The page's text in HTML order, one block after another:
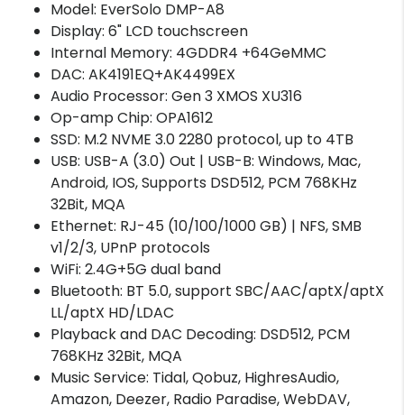
Model: EverSolo DMP-A8
Display: 6" LCD touchscreen
Internal Memory: 4GDDR4 +64GeMMC
DAC: AK4191EQ+AK4499EX
Audio Processor: Gen 3 XMOS XU316
Op-amp Chip: OPA1612
SSD: M.2 NVME 3.0 2280 protocol, up to 4TB
USB: USB-A (3.0) Out | USB-B: Windows, Mac,
Android, IOS, Supports DSD512, PCM 768KHz
32Bit, MQA
Ethernet: RJ-45 (10/100/1000 GB) | NFS, SMB
v1/2/3, UPnP protocols
WiFi: 2.4G+5G dual band
Bluetooth: BT 5.0, support SBC/AAC/aptX/aptX
LL/aptX HD/LDAC
Playback and DAC Decoding: DSD512, PCM
768KHz 32Bit, MQA
Music Service: Tidal, Qobuz, HighresAudio,
Amazon, Deezer, Radio Paradise, WebDAV,